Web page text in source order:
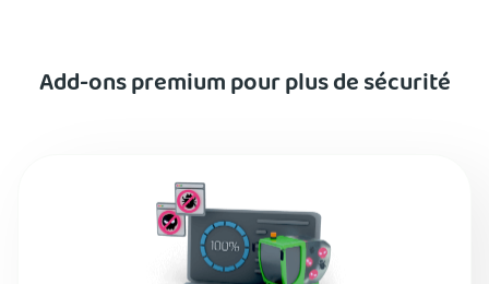
Add-ons premium pour plus de sécurité